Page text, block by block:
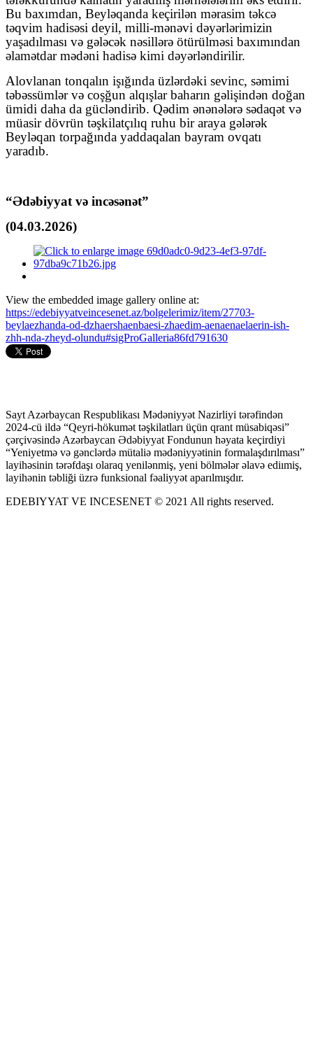
Bu baxımdan, Beyləqanda keçirilən mərasim təkcə
təqvim hadisəsi deyil, milli-mənəvi dəyərlərimizin
yaşadılması və gələcək nəsillərə ötürülməsi baxımından
əlamətdar mədəni hadisə kimi dəyərləndirilir.
Alovlanan tonqalın işığında üzlərdəki sevinc, səmimi
təbəssümlər və coşğun alqışlar baharın gəlişindən doğan
ümidi daha da gücləndirib. Qədim ənənələrə sədaqət və
müasir dövrün təşkilatçılıq ruhu bir araya gələrək
Beyləqan torpağında yaddaqalan bayram ovqatı
yaradıb.
“Ədəbiyyat və incəsənət”
(04.03.2026)
View the embedded image gallery online at:
https://edebiyyatveincesenet.az/bolgelerimiz/item/27703-
beylaezhanda-od-dzhaershaenbaesi-zhaedim-aenaenaelaerin-ish-
zhh-nda-zheyd-olundu#sigProGalleria86fd791630
Sayt Azərbaycan Respublikası Mədəniyyət Nazirliyi tərəfindən
2024-cü ildə “Qeyri-hökumət təşkilatları üçün qrant müsabiqəsi”
çərçivəsində Azərbaycan Ədəbiyyat Fondunun həyata keçirdiyi
“Yeniyetmə və gənclərdə mütaliə mədəniyyətinin formalaşdırılması”
layihəsinin tərəfdaşı olaraq yenilənmiş, yeni bölmələr əlavə ediımiş,
layihənin təbliği üzrə funksional fəaliyyət aparılmışdır.
EDEBIYYAT VE INCESENET © 2021 All rights reserved.